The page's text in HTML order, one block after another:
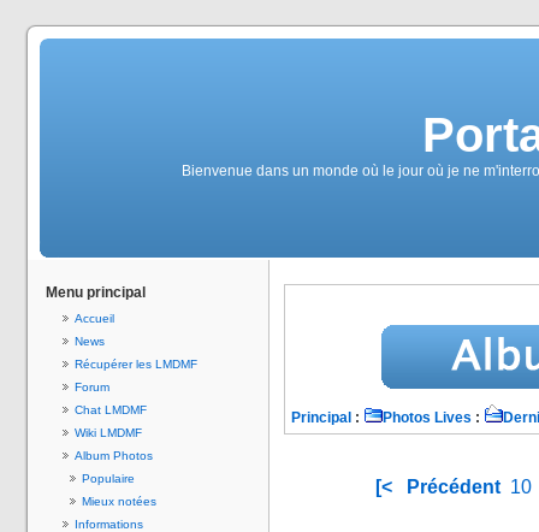
Bienvenue dans un monde où le jour où je ne
Menu principal
Accueil
News
Récupérer les LMDMF
Forum
Chat LMDMF
Wiki LMDMF
Album Photos
Populaire
Mieux notées
Informations
Principal : Photos Lives :
[< Précédent 10